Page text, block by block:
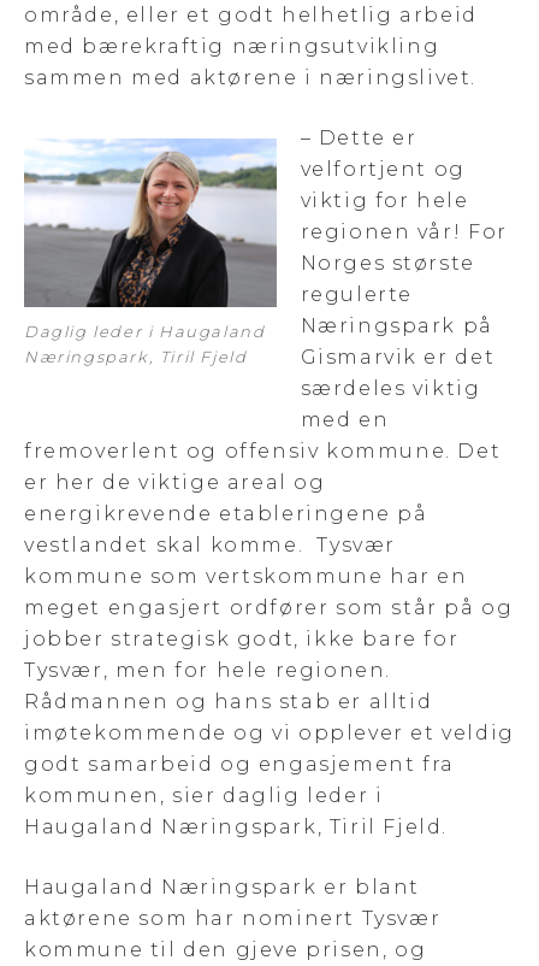
område, eller et godt helhetlig arbeid
med bærekraftig næringsutvikling
sammen med aktørene i næringslivet.
Daglig leder i Haugaland
Næringspark, Tiril Fjeld
– Dette er
velfortjent og
viktig for hele
regionen vår! For
Norges største
regulerte
Næringspark på
Gismarvik er det
særdeles viktig
med en
fremoverlent og offensiv kommune. Det
er her de viktige areal og
energikrevende etableringene på
vestlandet skal komme. Tysvær
kommune som vertskommune har en
meget engasjert ordfører som står på og
jobber strategisk godt, ikke bare for
Tysvær, men for hele regionen.
Rådmannen og hans stab er alltid
imøtekommende og vi opplever et veldig
godt samarbeid og engasjement fra
kommunen, sier daglig leder i
Haugaland Næringspark, Tiril Fjeld.
Haugaland Næringspark er blant
aktørene som har nominert Tysvær
kommune til den gjeve prisen, og